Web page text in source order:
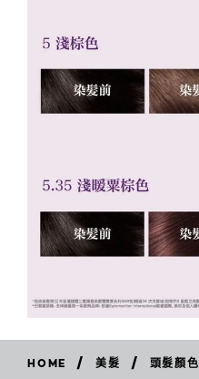
HOME / 美髮 / 頭髮顏色